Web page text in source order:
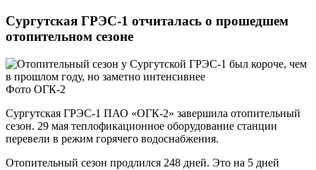
Сургутская ГРЭС-1 отчиталась о прошедшем
отопительном сезоне
Фото ОГК-2
Сургутская ГРЭС-1 ПАО «ОГК-2» завершила отопительный
сезон. 29 мая теплофикационное оборудование станции
перевели в режим горячего водоснабжения.
Отопительный сезон продлился 248 дней. Это на 5 дней